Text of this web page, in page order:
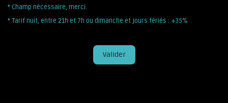
* Champ nécessaire, merci.
* Tarif nuit, entre 21h et 7h ou dimanche et jours fériés : +35%
Valider